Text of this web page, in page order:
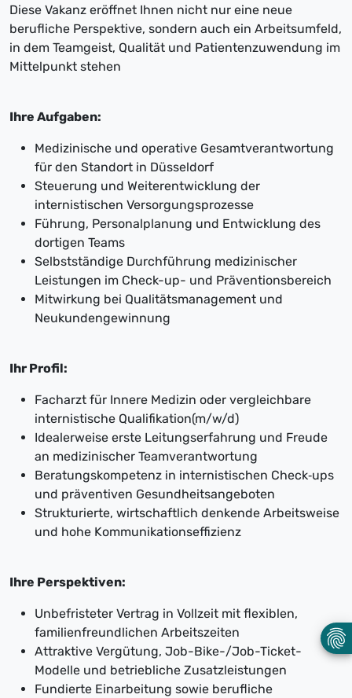
Diese Vakanz eröffnet Ihnen nicht nur eine neue
berufliche Perspektive, sondern auch ein Arbeitsumfeld,
in dem Teamgeist, Qualität und Patientenzuwendung im
Mittelpunkt stehen
Ihre Aufgaben:
Medizinische und operative Gesamtverantwortung
für den Standort in Düsseldorf
Steuerung und Weiterentwicklung der
internistischen Versorgungsprozesse
Führung, Personalplanung und Entwicklung des
dortigen Teams
Selbstständige Durchführung medizinischer
Leistungen im Check-up- und Präventionsbereich
Mitwirkung bei Qualitätsmanagement und
Neukundengewinnung
Ihr Profil:
Facharzt für Innere Medizin oder vergleichbare
internistische Qualifikation(m/w/d)
Idealerweise erste Leitungserfahrung und Freude
an medizinischer Teamverantwortung
Beratungskompetenz in internistischen Check‑ups
und präventiven Gesundheitsangeboten
Strukturierte, wirtschaftlich denkende Arbeitsweise
und hohe Kommunikationseffizienz
Ihre Perspektiven:
Unbefristeter Vertrag in Vollzeit mit flexiblen,
familienfreundlichen Arbeitszeiten
Attraktive Vergütung, Job-Bike-/Job-Ticket-
Modelle und betriebliche Zusatzleistungen
Fundierte Einarbeitung sowie berufliche